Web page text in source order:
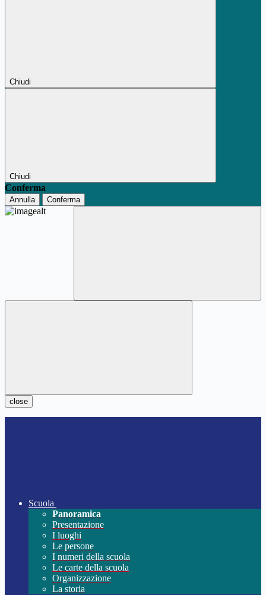
Chiudi
Chiudi
Conferma
Annulla Conferma
close
Scuola
Panoramica
Presentazione
I luoghi
Le persone
I numeri della scuola
Le carte della scuola
Organizzazione
La storia